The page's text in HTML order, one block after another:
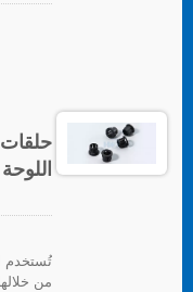
حلقات
اللوحة 0.7 مم
تُستخدم
من